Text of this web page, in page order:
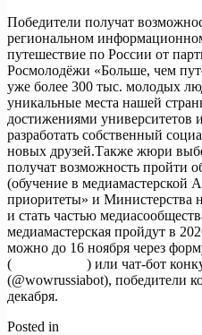
Победители получат
региональном
путешествие по России от
Росмолодёжи «Больше, чем
уже более 300 тыс. молодых
уникальные места нашей
достижениями
разработать собственный
новых друзей.Также жюри
получат возможность пройти
(обучение в
приоритеты» и Министерства
и стать частью
медиамастерская пройдут в
можно до 16 ноября через
(
) или чат-бот
(@wowrussiabot), победители
декабря.
Posted in